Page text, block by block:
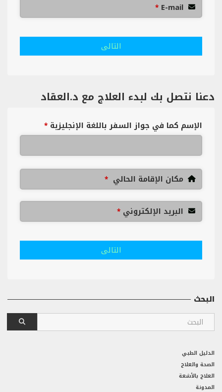
E-mail
*
التالى
دعنا نتصل بك لبدء العلاج مع د.العقاد
الإسم كما في جواز السفر باللغة الإنجليزية *
مكان الإقامة الحالي *
البريد الإلكتروني *
التالى
البحث
الدليل الطبي
الصحة والعلاج
العلاج بالأشعة
المدونة